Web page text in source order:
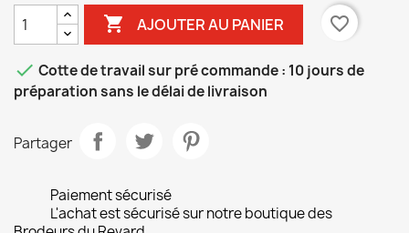
 AJOUTER AU PANIER favorite_border
 Cotte de travail sur pré commande : 10 jours de
préparation sans le délai de livraison
Partager
Paiement sécurisé
L'achat est sécurisé sur notre boutique des